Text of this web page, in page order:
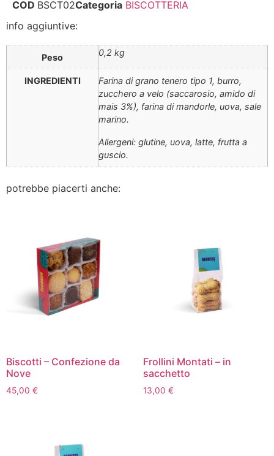
COD BSCT02Categoria BISCOTTERIA
info aggiuntive:
Peso 0,2 kg
INGREDIENTI
Farina di grano tenero tipo 1, burro,
zucchero a velo (saccarosio, amido di
mais 3%), farina di mandorle, uova, sale
marino.
Allergeni: glutine, uova, latte, frutta a
guscio.
potrebbe piacerti anche:
Biscotti – Confezione da
Nove
45,00 €
Frollini Montati – in
sacchetto
13,00 €